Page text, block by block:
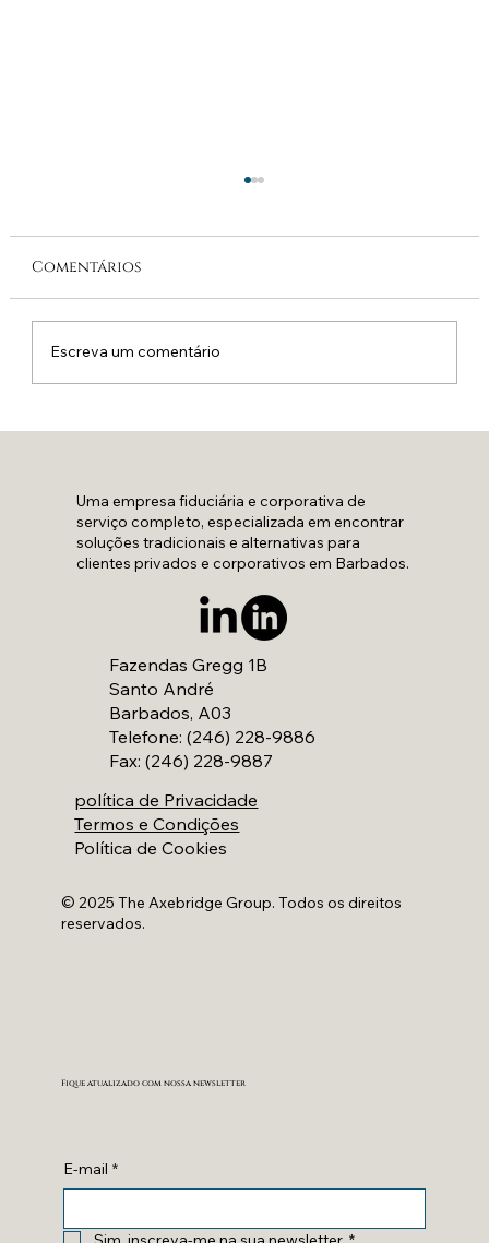
O novo normal
Comentários
Escreva um comentário
E-mail *
Fique atualizado com nossa newsletter
Uma empresa fiduciária e corporativa de
serviço completo, especializada em encontrar
soluções tradicionais e alternativas para
clientes privados e corporativos em Barbados.
Fazendas Gregg 1B
Santo André
Barbados, A03
Telefone: (246) 228-9886
Fax: (246) 228-9887
política de Privacidade
Termos e Condições
Política de Cookies
© 2025 The Axebridge Group. Todos os direitos
reservados.